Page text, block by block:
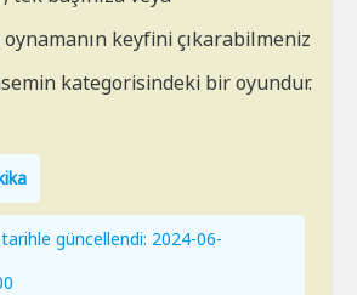
keyfini çıkarabilmeniz
kategorisindeki bir oyundur.
güncellendi: 2024-06-